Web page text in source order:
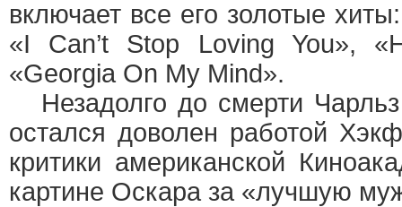
включает все его золотые
«I Can’t Stop Loving You»,
«Georgia On My Mind».
Незадолго до смерти
остался доволен работой
критики американской
картине Оскара за «лучшую